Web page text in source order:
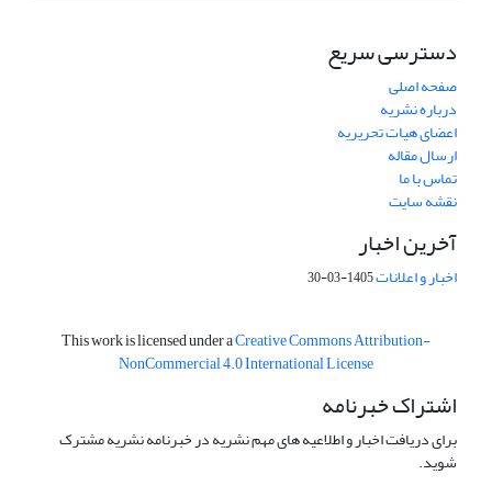
دسترسی سریع
صفحه اصلی
درباره نشریه
اعضای هیات تحریریه
ارسال مقاله
تماس با ما
نقشه سایت
آخرین اخبار
اخبار و اعلانات1405-03-30
This work is licensed under aCreative Commons Attribution-
NonCommercial 4.0 International License
اشتراک خبرنامه
برای دریافت اخبار و اطلاعیه های مهم نشریه در خبرنامه نشریه مشترک
شوید.